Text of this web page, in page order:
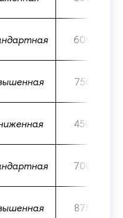
600
750
450
700
875